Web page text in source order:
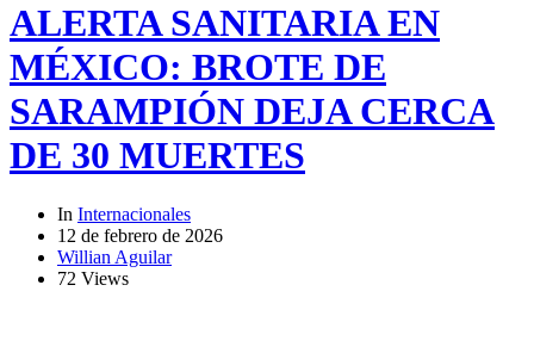
ALERTA SANITARIA EN
MÉXICO: BROTE DE
SARAMPIÓN DEJA CERCA
DE 30 MUERTES
In Internacionales
12 de febrero de 2026
Willian Aguilar
72 Views